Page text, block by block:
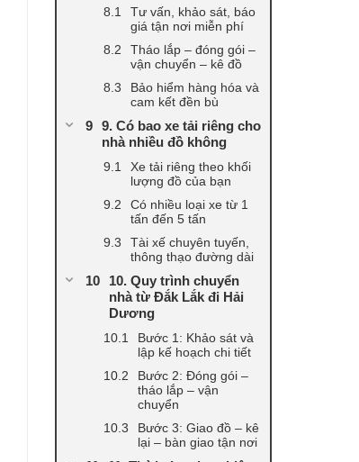
Tư vấn, khảo sát, báo
giá tận nơi miễn phí
Tháo lắp – đóng gói –
vận chuyển – kê đồ
Bảo hiểm hàng hóa và
cam kết đền bù
9. Có bao xe tải riêng cho
nhà nhiều đồ không
Xe tải riêng theo khối
lượng đồ của bạn
Có nhiều loại xe từ 1
tấn đến 5 tấn
Tài xế chuyên tuyến,
thông thạo đường dài
10. Quy trình chuyển
nhà từ Đắk Lắk đi Hải
Dương
Bước 1: Khảo sát và
lập kế hoạch chi tiết
Bước 2: Đóng gói –
tháo lắp – vận
chuyển
Bước 3: Giao đồ – kê
lại – bàn giao tận nơi